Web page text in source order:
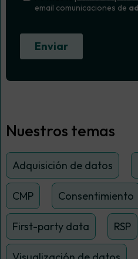
Nuestros temas
Adquisición de datos
CMP Consentimiento
First-party data RSP